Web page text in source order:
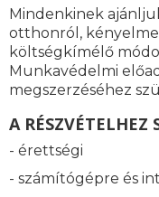
Mindenkinek
otthonról,
költségkímélő
Munkavédelmi
megszerzéséhez
A RÉSZVÉTELHEZ
- érettségi
- számítógépre és